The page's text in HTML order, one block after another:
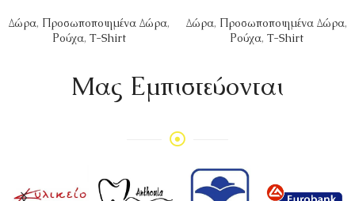
Δώρα, Προσωποποιημένα Δώρα,
Ρούχα, T-Shirt
Δώρα, Προσωποποιημένα Δώρα,
Ρούχα, T-Shirt
Mας Εμπιστεύονται